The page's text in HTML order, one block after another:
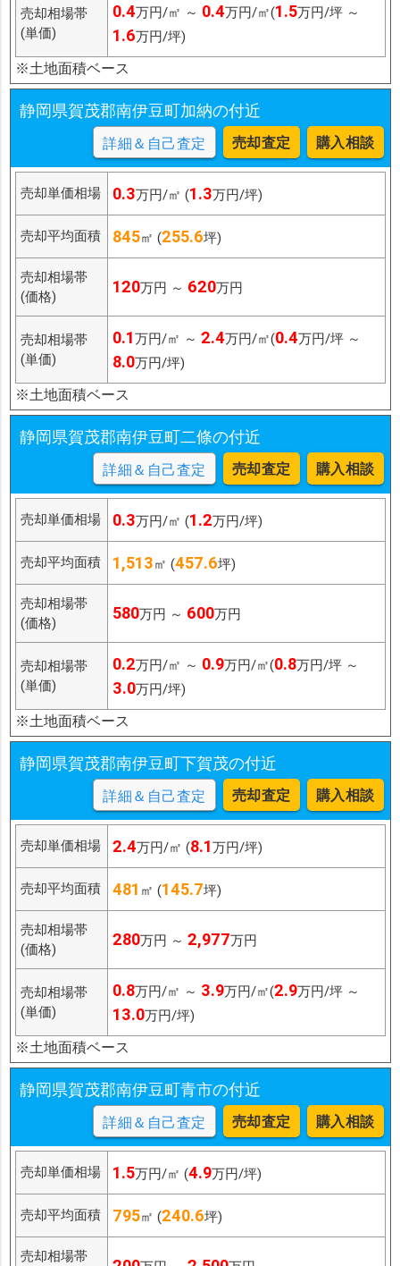
売却相場帯
(単価)
0.4万円/㎡ ～ 0.4万円/㎡(1.5万円/坪 ～
1.6万円/坪)
※土地面積ベース
静岡県賀茂郡南伊豆町加納の付近
詳細＆自己査定 売却査定 購入相談
売却単価相場 0.3万円/㎡ (1.3万円/坪)
売却平均面積 845㎡ (255.6坪)
売却相場帯
(価格)
120万円 ～ 620万円
売却相場帯
(単価)
0.1万円/㎡ ～ 2.4万円/㎡(0.4万円/坪 ～
8.0万円/坪)
※土地面積ベース
静岡県賀茂郡南伊豆町二條の付近
詳細＆自己査定 売却査定 購入相談
売却単価相場 0.3万円/㎡ (1.2万円/坪)
売却平均面積 1,513㎡ (457.6坪)
売却相場帯
(価格)
580万円 ～ 600万円
売却相場帯
(単価)
0.2万円/㎡ ～ 0.9万円/㎡(0.8万円/坪 ～
3.0万円/坪)
※土地面積ベース
静岡県賀茂郡南伊豆町下賀茂の付近
詳細＆自己査定 売却査定 購入相談
売却単価相場 2.4万円/㎡ (8.1万円/坪)
売却平均面積 481 ㎡ (145.7坪)
売却相場帯
(価格)
280万円 ～ 2,977万円
売却相場帯
(単価)
0.8万円/㎡ ～ 3.9万円/㎡(2.9万円/坪 ～
13.0万円/坪)
※土地面積ベース
静岡県賀茂郡南伊豆町青市の付近
詳細＆自己査定 売却査定 購入相談
売却単価相場 1.5万円/㎡ (4.9万円/坪)
売却平均面積 795㎡ (240.6坪)
売却相場帯